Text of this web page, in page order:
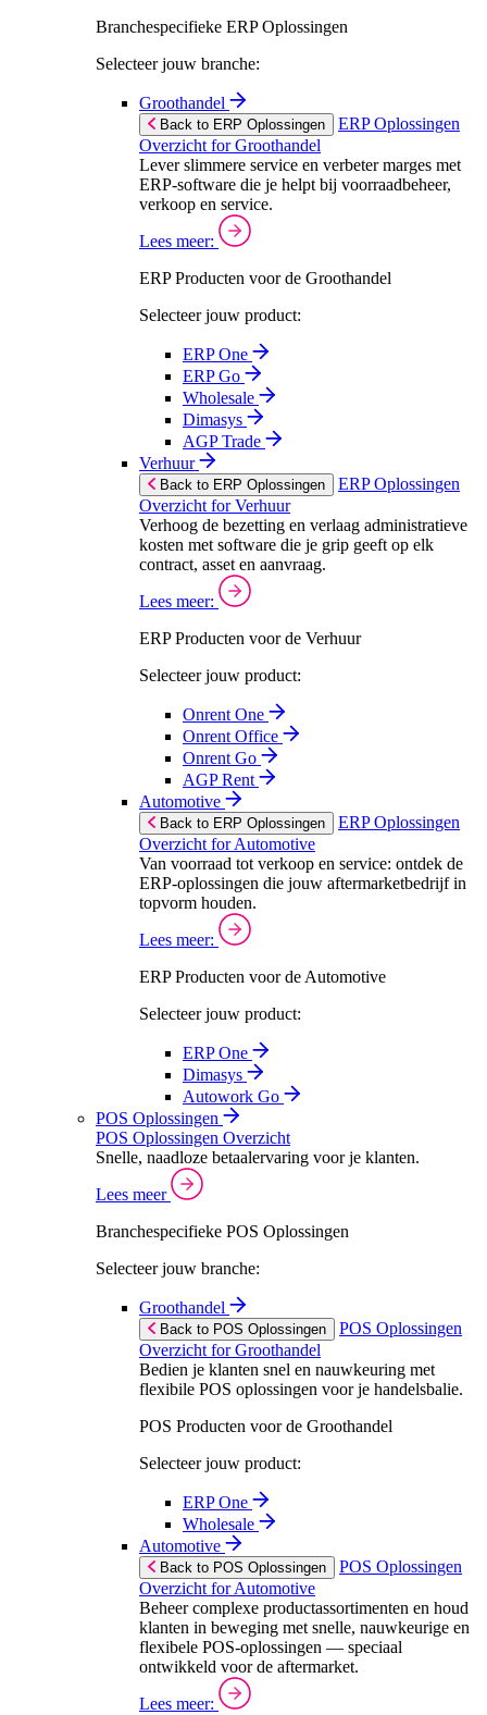
Branchespecifieke ERP Oplossingen
Selecteer jouw branche:
Groothandel
Back to ERP Oplossingen
ERP Oplossingen
Overzicht for Groothandel
Lever slimmere service en verbeter marges met
ERP-software die je helpt bij voorraadbeheer,
verkoop en service.
Lees meer:
ERP Producten voor de Groothandel
Selecteer jouw product:
ERP One
ERP Go
Wholesale
Dimasys
AGP Trade
Verhuur
Back to ERP Oplossingen
ERP Oplossingen
Overzicht for Verhuur
Verhoog de bezetting en verlaag administratieve
kosten met software die je grip geeft op elk
contract, asset en aanvraag.
Lees meer:
ERP Producten voor de Verhuur
Selecteer jouw product:
Onrent One
Onrent Office
Onrent Go
AGP Rent
Automotive
Back to ERP Oplossingen
ERP Oplossingen
Overzicht for Automotive
Van voorraad tot verkoop en service: ontdek de
ERP-oplossingen die jouw aftermarketbedrijf in
topvorm houden.
Lees meer:
ERP Producten voor de Automotive
Selecteer jouw product:
ERP One
Dimasys
Autowork Go
POS Oplossingen
POS Oplossingen Overzicht
Snelle, naadloze betaalervaring voor je klanten.
Lees meer
Branchespecifieke POS Oplossingen
Selecteer jouw branche:
Groothandel
Back to POS Oplossingen
POS Oplossingen
Overzicht for Groothandel
Bedien je klanten snel en nauwkeuring met
flexibile POS oplossingen voor je handelsbalie.
POS Producten voor de Groothandel
Selecteer jouw product:
ERP One
Wholesale
Automotive
Back to POS Oplossingen
POS Oplossingen
Overzicht for Automotive
Beheer complexe productassortimenten en houd
klanten in beweging met snelle, nauwkeurige en
flexibele POS-oplossingen — speciaal
ontwikkeld voor de aftermarket.
Lees meer: